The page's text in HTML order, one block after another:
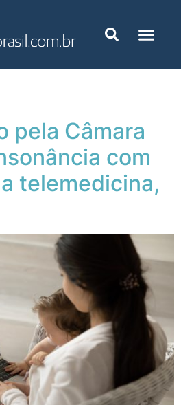
pela Câmara
com
telemedicina,